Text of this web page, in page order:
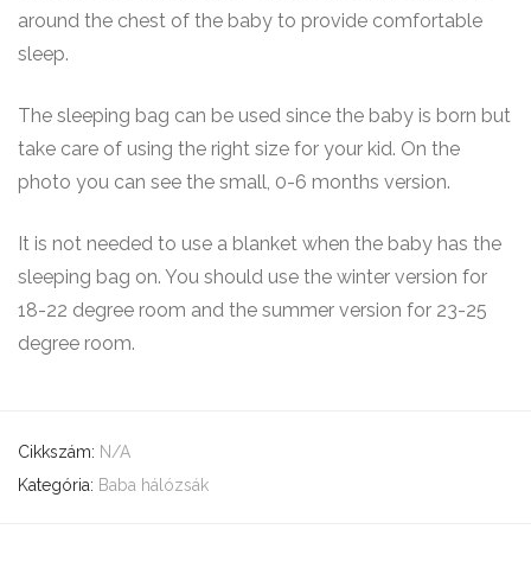
around the chest of the baby to provide comfortable
sleep.
The sleeping bag can be used since the baby is born but
take care of using the right size for your kid. On the
photo you can see the small, 0-6 months version.
It is not needed to use a blanket when the baby has the
sleeping bag on. You should use the winter version for
18-22 degree room and the summer version for 23-25
degree room.
Cikkszám: N/A
Kategória: Baba hálózsák